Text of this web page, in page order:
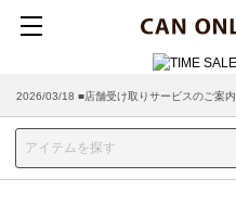
2026/03/18 ■店舗受け取りサービスのご案内